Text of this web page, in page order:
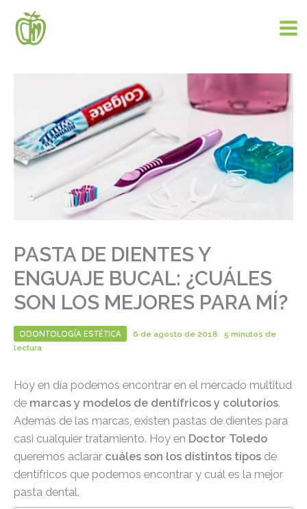
contenido
PASTA DE DIENTES Y
ENGUAJE BUCAL: ¿CUÁLES
SON LOS MEJORES PARA MÍ?
ODONTOLOGÍA ESTÉTICA 6 de agosto de 2018
5 minutos de
lectura
Hoy en día podemos encontrar en el mercado multitud
de marcas y modelos de dentífricos y colutorios.
Además de las marcas, existen pastas de dientes para
casi cualquier tratamiento. Hoy en Doctor Toledo
queremos aclarar cuáles son los distintos tipos de
dentífricos que podemos encontrar y cuál es la mejor
pasta dental.